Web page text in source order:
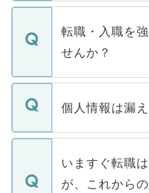
ます。通常、5営
いただきますの
マイナビ
うち約3割は、
けない「非公開
下記の理由によ
ません。
■応募殺到を避
関を公にしてし
に、医療機関が
みを人材紹介会
転職・入職を
せんか？
転職・入職を強
ん。また、仮に
定を承諾する必
の辞退の連絡は
個人情報は漏
個人情報が漏え
で、ご安心くだ
などで収集した
いますぐ転職
が、これから